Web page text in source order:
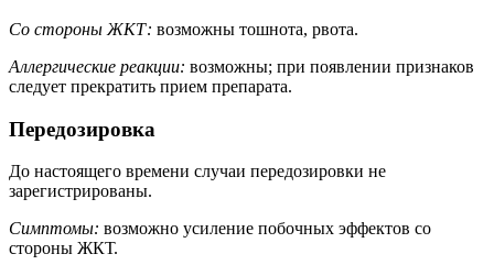
Со стороны ЖКТ: возможны тошнота, рвота.
Аллергические реакции: возможны; при появлении признаков
следует прекратить прием препарата.
Передозировка
До настоящего времени случаи передозировки не
зарегистрированы.
Симптомы: возможно усиление побочных эффектов со
стороны ЖКТ.